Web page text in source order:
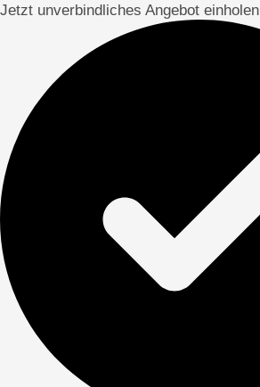
Jetzt unverbindliches Angebot einholen